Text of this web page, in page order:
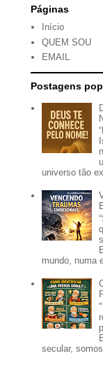
Páginas
Início
QUEM SOU
EMAIL
Postagens
universo tão
mundo, numa
secular,